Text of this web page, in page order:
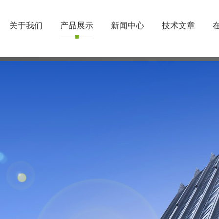
关于我们 产品展示 新闻中心 技术文章